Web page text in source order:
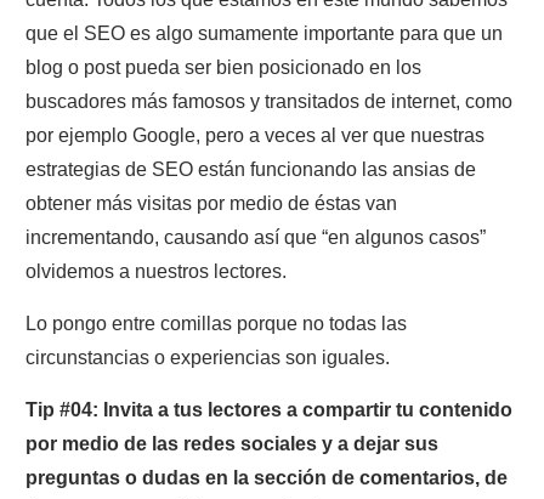
que el SEO es algo sumamente importante para que un
blog o post pueda ser bien posicionado en los
buscadores más famosos y transitados de internet, como
por ejemplo Google, pero a veces al ver que nuestras
estrategias de SEO están funcionando las ansias de
obtener más visitas por medio de éstas van
incrementando, causando así que “en algunos casos”
olvidemos a nuestros lectores.
Lo pongo entre comillas porque no todas las
circunstancias o experiencias son iguales.
Tip #04: Invita a tus lectores a compartir tu contenido
por medio de las redes sociales y a dejar sus
preguntas o dudas en la sección de comentarios, de